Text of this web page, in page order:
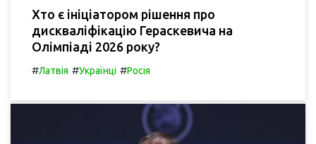
Хто є ініціатором рішення про
дискваліфікацію Гераскевича на
Олімпіаді 2026 року?
#Латвія #Українці #Росія